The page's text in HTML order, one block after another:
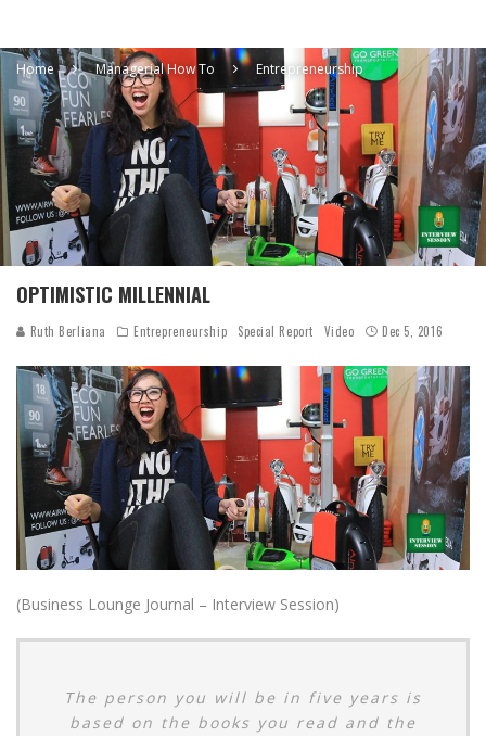
Home Managerial How To Entrepreneurship
OPTIMISTIC MILLENNIAL
Ruth Berliana Entrepreneurship Special Report Video Dec 5, 2016
(Business Lounge Journal – Interview Session)
The person you will be in five years is
based on the books you read and the